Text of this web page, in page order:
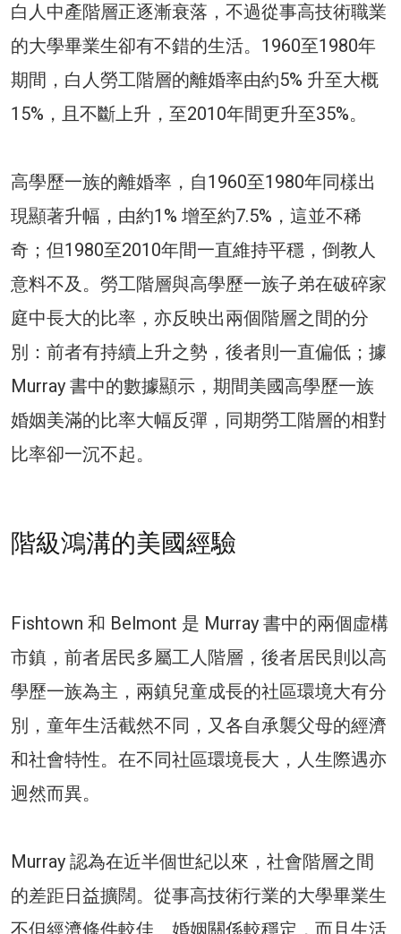
白人中產階層正逐漸衰落，不過從事高技術職業
的大學畢業生卻有不錯的生活。1960至1980年
期間，白人勞工階層的離婚率由約5% 升至大概
15%，且不斷上升，至2010年間更升至35%。
高學歷一族的離婚率，自1960至1980年同樣出
現顯著升幅，由約1% 增至約7.5%，這並不稀
奇；但1980至2010年間一直維持平穩，倒教人
意料不及。勞工階層與高學歷一族子弟在破碎家
庭中長大的比率，亦反映出兩個階層之間的分
別：前者有持續上升之勢，後者則一直偏低；據
Murray 書中的數據顯示，期間美國高學歷一族
婚姻美滿的比率大幅反彈，同期勞工階層的相對
比率卻一沉不起。
階級鴻溝的美國經驗
Fishtown 和 Belmont 是 Murray 書中的兩個虛構
市鎮，前者居民多屬工人階層，後者居民則以高
學歷一族為主，兩鎮兒童成長的社區環境大有分
別，童年生活截然不同，又各自承襲父母的經濟
和社會特性。在不同社區環境長大，人生際遇亦
迥然而異。
Murray 認為在近半個世紀以來，社會階層之間
的差距日益擴闊。從事高技術行業的大學畢業生
不但經濟條件較佳、婚姻關係較穩定，而且生活